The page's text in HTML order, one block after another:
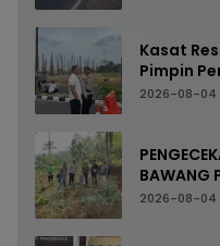
Kasat
Pimpin
Perkuat
2026-08-04
BAWANG
2026-08-04